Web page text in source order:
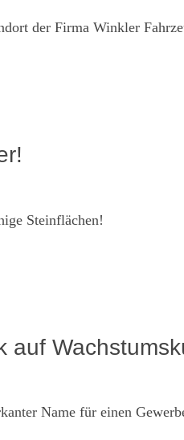
der Firma Winkler
Steinflächen!
auf
Name für einen